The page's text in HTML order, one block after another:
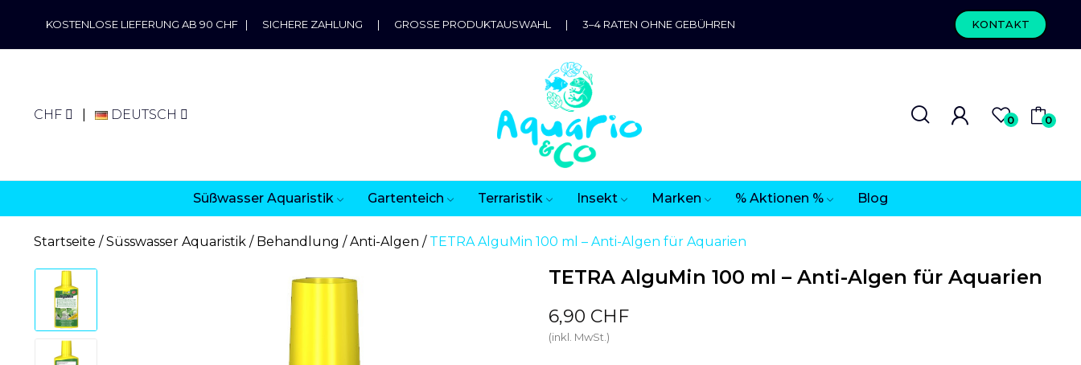
KOSTENLOSE LIEFERUNG AB 90 CHF | SICHERE ZAHLUNG | GROSSE PRODUKTAUSWAHL | 3–4 RATEN OHNE GEBÜHREN KONTAKT
CHF DEUTSCH 0 0
Süßwasser Aquaristik Gartenteich Terraristik Insekt Marken % Aktionen % Blog
Startseite Süsswasser Aquaristik Behandlung Anti-Algen TETRA AlguMin 100 ml – Anti-Algen für Aquarien
TETRA AlguMin 100 ml – Anti-Algen für Aquarien
6,90 CHF
(inkl. MwSt.)